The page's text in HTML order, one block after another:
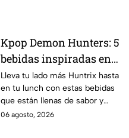
Kpop Demon Hunters: 5
bebidas inspiradas en
las guerreras Huntrix
para llevar a la escuela
este regreso a clases
2026; son saludables y
Lleva tu lado más Huntrix hasta
en tu lunch con estas bebidas
que están llenas de sabor y
frescura.
06 agosto, 2026